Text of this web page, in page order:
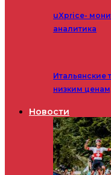
uXprice-
аналитика
Итальянские
низким
Новости